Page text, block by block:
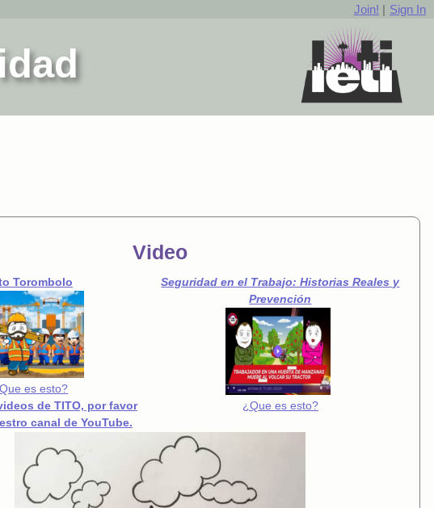
Join! | Sign In
Video
Torombolo
es esto?
de TITO, por favor
canal de YouTube.
Seguridad en el Trabajo: Historias Reales y
Prevención
¿Que es esto?